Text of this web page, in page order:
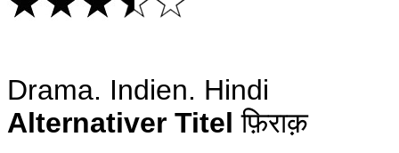
Drama. Indien. Hindi
Alternativer Titel फ़िराक़